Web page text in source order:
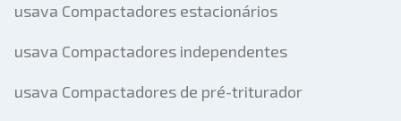
usava Compactadores estacionários
usava Compactadores independentes
usava Compactadores de pré-triturador